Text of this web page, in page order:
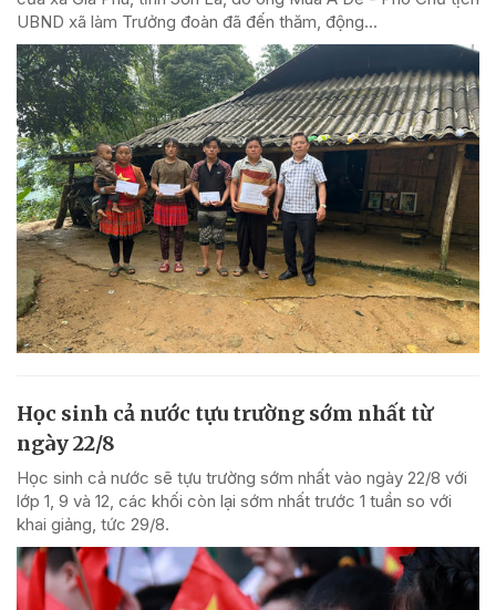
UBND xã làm Trưởng đoàn đã đến thăm, động...
Học sinh cả nước tựu trường sớm nhất từ
ngày 22/8
Học sinh cả nước sẽ tựu trường sớm nhất vào ngày 22/8 với
lớp 1, 9 và 12, các khối còn lại sớm nhất trước 1 tuần so với
khai giảng, tức 29/8.